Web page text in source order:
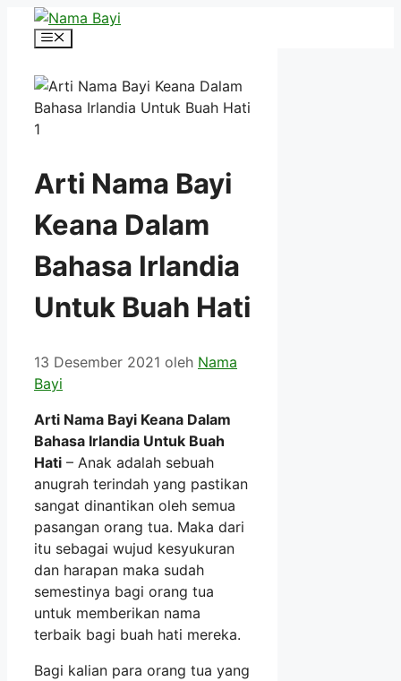
Langsung
Menu
Arti Nama Bayi
Keana Dalam
Bahasa Irlandia
Untuk Buah Hati
13 Desember 2021 oleh Nama
Bayi
Arti Nama Bayi Keana Dalam
Bahasa Irlandia Untuk Buah
Hati – Anak adalah sebuah
anugrah terindah yang pastikan
sangat dinantikan oleh semua
pasangan orang tua. Maka dari
itu sebagai wujud kesyukuran
dan harapan maka sudah
semestinya bagi orang tua
untuk memberikan nama
terbaik bagi buah hati mereka.
Bagi kalian para orang tua yang